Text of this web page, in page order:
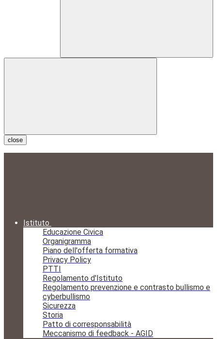
close
Istituto
Educazione Civica
Organigramma
Piano dell'offerta formativa
Privacy Policy
PTTI
Regolamento d'Istituto
Regolamento prevenzione e contrasto bullismo e
cyberbullismo
Sicurezza
Storia
Patto di corresponsabilità
Meccanismo di feedback - AGID